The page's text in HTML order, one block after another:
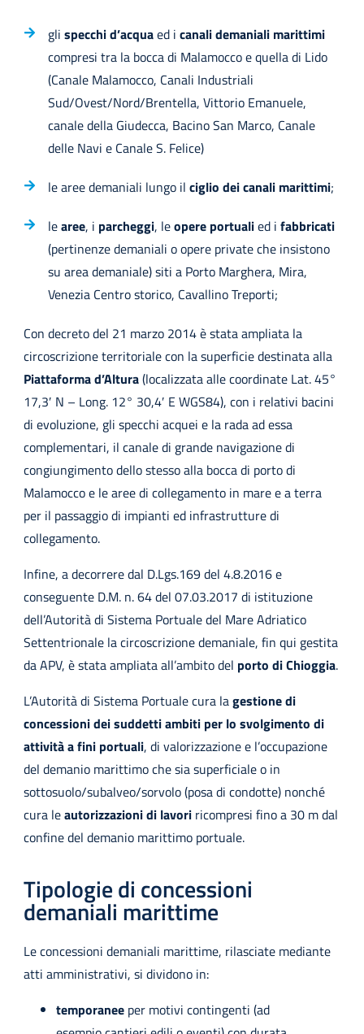
gli specchi d’acquaed i canali demaniali marittimi
compresi tra la bocca di Malamocco e quella di Lido
(Canale Malamocco, Canali Industriali
Sud/Ovest/Nord/Brentella, Vittorio Emanuele,
canale della Giudecca, Bacino San Marco, Canale
delle Navi e Canale S. Felice)
le aree demaniali lungo il ciglio dei canali marittimi;
learee, i parcheggi, leopere portualied i fabbricati
(pertinenze demaniali o opere private che insistono
su area demaniale) siti a Porto Marghera, Mira,
Venezia Centro storico, Cavallino Treporti;
Con decreto del 21 marzo 2014 è stata ampliata la
circoscrizione territoriale con la superficie destinata alla
Piattaforma d’Altura(localizzata alle coordinate Lat. 45°
17,3′ N – Long. 12° 30,4′ E WGS84), con i relativi bacini
di evoluzione, gli specchi acquei e la rada ad essa
complementari, il canale di grande navigazione di
congiungimento dello stesso alla bocca di porto di
Malamocco e le aree di collegamento in mare e a terra
per il passaggio di impianti ed infrastrutture di
collegamento.
Infine, a decorrere dal D.Lgs.169 del 4.8.2016 e
conseguente D.M. n. 64 del 07.03.2017 di istituzione
dell’Autorità di Sistema Portuale del Mare Adriatico
Settentrionale la circoscrizione demaniale, fin qui gestita
da APV, è stata ampliata all’ambito del porto di Chioggia.
L’Autorità di Sistema Portuale cura lagestione di
concessioni dei suddetti ambiti per lo svolgimento di
attività a fini portuali, di valorizzazione e l’occupazione
del demanio marittimo che sia superficiale o in
sottosuolo/subalveo/sorvolo (posa di condotte) nonché
cura leautorizzazioni di lavoriricompresi fino a 30 m dal
confine del demanio marittimo portuale.
Tipologie di concessioni
demaniali marittime
Le concessioni demaniali marittime, rilasciate mediante
atti amministrativi, si dividono in:
temporaneeper motivi contingenti (ad